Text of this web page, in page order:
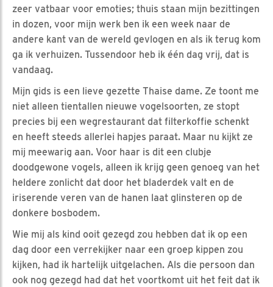
zeer vatbaar voor emoties; thuis staan mijn bezittingen
in dozen, voor mijn werk ben ik een week naar de
andere kant van de wereld gevlogen en als ik terug kom
ga ik verhuizen. Tussendoor heb ik één dag vrij, dat is
vandaag.
Mijn gids is een lieve gezette Thaise dame. Ze toont me
niet alleen tientallen nieuwe vogelsoorten, ze stopt
precies bij een wegrestaurant dat filterkoffie schenkt
en heeft steeds allerlei hapjes paraat. Maar nu kijkt ze
mij meewarig aan. Voor haar is dit een clubje
doodgewone vogels, alleen ik krijg geen genoeg van het
heldere zonlicht dat door het bladerdek valt en de
iriserende veren van de hanen laat glinsteren op de
donkere bosbodem.
Wie mij als kind ooit gezegd zou hebben dat ik op een
dag door een verrekijker naar een groep kippen zou
kijken, had ik hartelijk uitgelachen. Als die persoon dan
ook nog gezegd had dat het voortkomt uit het feit dat ik